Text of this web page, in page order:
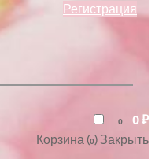
Регистрация
0 0₽
Корзина (0)Закрыть